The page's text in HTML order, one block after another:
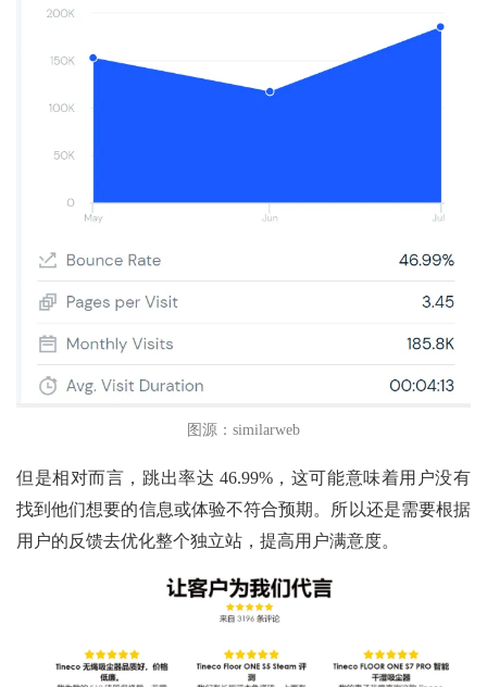
图源：similarweb
但是相对而言，跳出率达 46.99%，这可能意味着用户没有
找到他们想要的信息或体验不符合预期。所以还是需要根据
用户的反馈去优化整个独立站，提高用户满意度。